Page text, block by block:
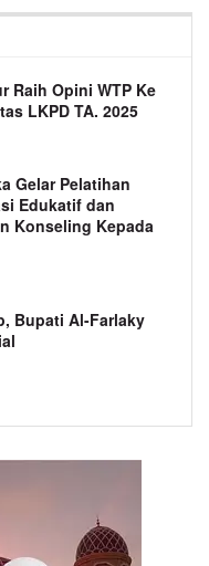
Raih Opini WTP Ke
LKPD TA. 2025
Gelar Pelatihan
Edukatif dan
Konseling Kepada
Bupati Al-Farlaky